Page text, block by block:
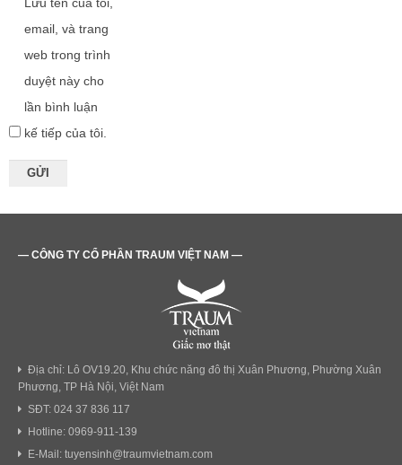
email, và trang
web trong trình
duyệt này cho
lần bình luận
kế tiếp của tôi.
— CÔNG TY CỔ PHẦN TRAUM VIỆT NAM —
Địa chỉ: Lô OV19.20, Khu chức năng đô thị Xuân Phương, Phường Xuân
Phương, TP Hà Nội, Việt Nam
SĐT: 024 37 836 117
Hotline: 0969-911-139
E-Mail: tuyensinh@traumvietnam.com